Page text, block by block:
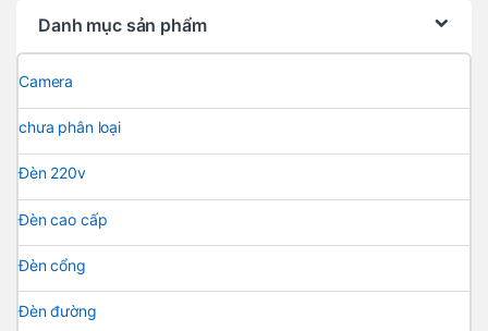
Danh mục sản phẩm
Camera
chưa phân loại
Đèn 220v
Đèn cao cấp
Đèn cổng
Đèn đường